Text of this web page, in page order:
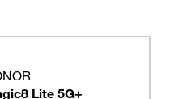
Lite 5G+